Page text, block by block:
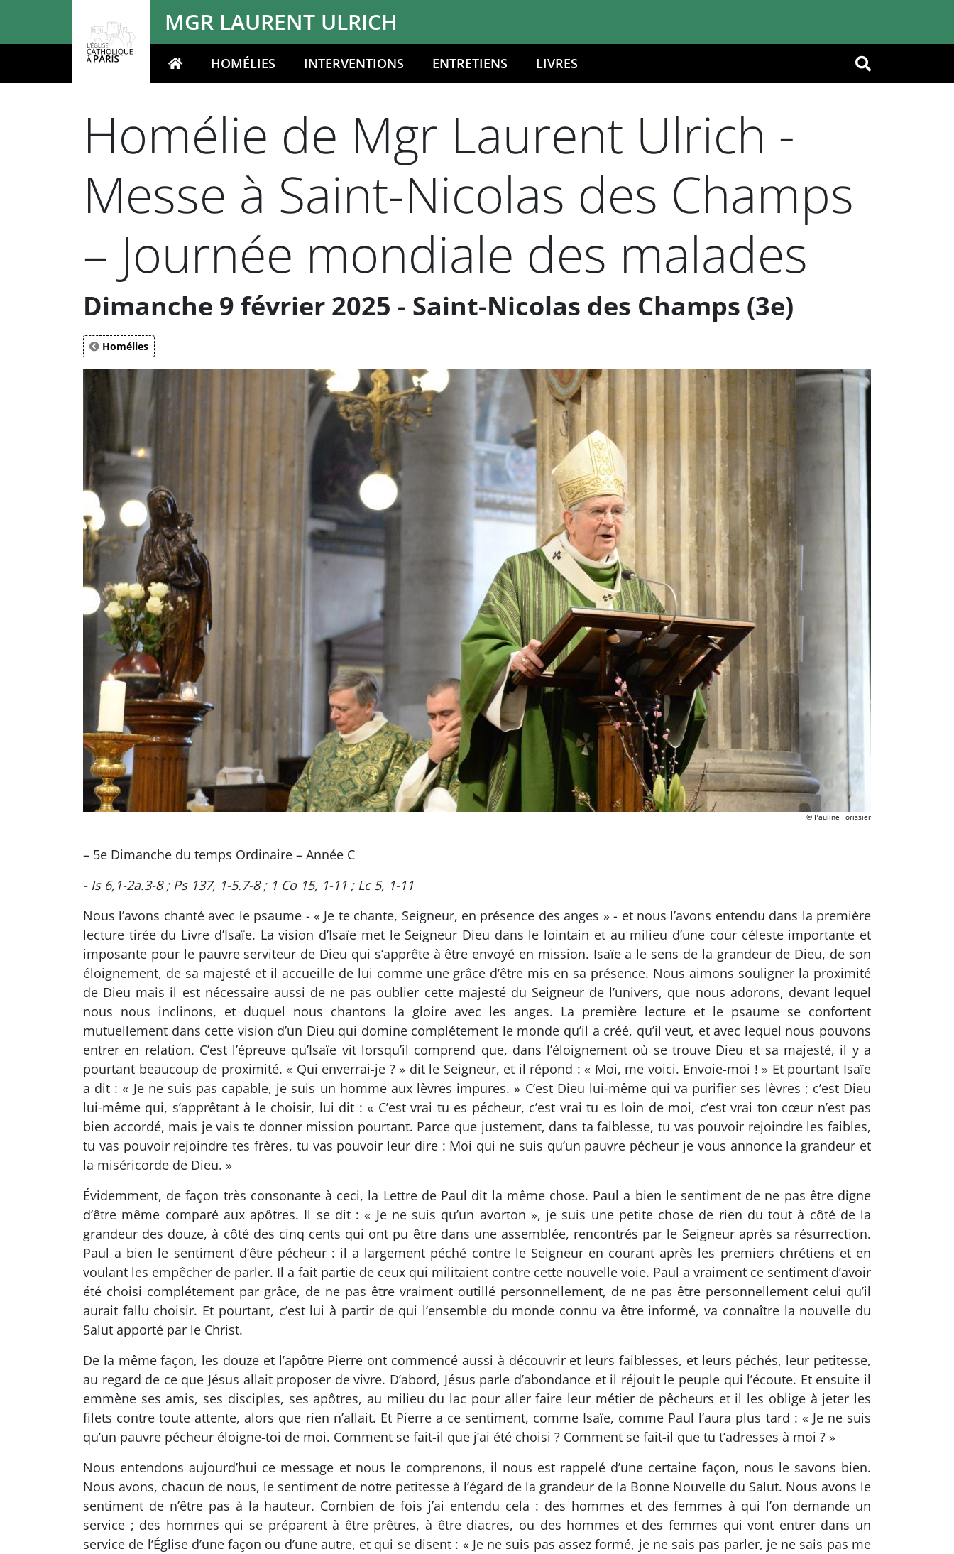
MGR LAURENT ULRICH
Votre recherche OK
HOMÉLIES INTERVENTIONS ENTRETIENS LIVRES
Homélie de Mgr Laurent Ulrich -
Messe à Saint-Nicolas des Champs
– Journée mondiale des malades
Dimanche 9 février 2025 - Saint-Nicolas des Champs (3e)
Homélies
© Pauline Forissier
– 5e Dimanche du temps Ordinaire – Année C
- Is 6,1-2a.3-8 ; Ps 137, 1-5.7-8 ; 1 Co 15, 1-11 ; Lc 5, 1-11
Nous l’avons chanté avec le psaume - « Je te chante, Seigneur, en présence des anges » - et nous l’avons entendu dans la première
lecture tirée du Livre d’Isaïe. La vision d’Isaïe met le Seigneur Dieu dans le lointain et au milieu d’une cour céleste importante et
imposante pour le pauvre serviteur de Dieu qui s’apprête à être envoyé en mission. Isaïe a le sens de la grandeur de Dieu, de son
éloignement, de sa majesté et il accueille de lui comme une grâce d’être mis en sa présence. Nous aimons souligner la proximité
de Dieu mais il est nécessaire aussi de ne pas oublier cette majesté du Seigneur de l’univers, que nous adorons, devant lequel
nous nous inclinons, et duquel nous chantons la gloire avec les anges. La première lecture et le psaume se confortent
mutuellement dans cette vision d’un Dieu qui domine complétement le monde qu’il a créé, qu’il veut, et avec lequel nous pouvons
entrer en relation. C’est l’épreuve qu’Isaïe vit lorsqu’il comprend que, dans l’éloignement où se trouve Dieu et sa majesté, il y a
pourtant beaucoup de proximité. « Qui enverrai-je ? » dit le Seigneur, et il répond : « Moi, me voici. Envoie-moi ! » Et pourtant Isaïe
a dit : « Je ne suis pas capable, je suis un homme aux lèvres impures. » C’est Dieu lui-même qui va purifier ses lèvres ; c’est Dieu
lui-même qui, s’apprêtant à le choisir, lui dit : « C’est vrai tu es pécheur, c’est vrai tu es loin de moi, c’est vrai ton cœur n’est pas
bien accordé, mais je vais te donner mission pourtant. Parce que justement, dans ta faiblesse, tu vas pouvoir rejoindre les faibles,
tu vas pouvoir rejoindre tes frères, tu vas pouvoir leur dire : Moi qui ne suis qu’un pauvre pécheur je vous annonce la grandeur et
la miséricorde de Dieu. »
Évidemment, de façon très consonante à ceci, la Lettre de Paul dit la même chose. Paul a bien le sentiment de ne pas être digne
d’être même comparé aux apôtres. Il se dit : « Je ne suis qu’un avorton », je suis une petite chose de rien du tout à côté de la
grandeur des douze, à côté des cinq cents qui ont pu être dans une assemblée, rencontrés par le Seigneur après sa résurrection.
Paul a bien le sentiment d’être pécheur : il a largement péché contre le Seigneur en courant après les premiers chrétiens et en
voulant les empêcher de parler. Il a fait partie de ceux qui militaient contre cette nouvelle voie. Paul a vraiment ce sentiment d’avoir
été choisi complétement par grâce, de ne pas être vraiment outillé personnellement, de ne pas être personnellement celui qu’il
aurait fallu choisir. Et pourtant, c’est lui à partir de qui l’ensemble du monde connu va être informé, va connaître la nouvelle du
Salut apporté par le Christ.
De la même façon, les douze et l’apôtre Pierre ont commencé aussi à découvrir et leurs faiblesses, et leurs péchés, leur petitesse,
au regard de ce que Jésus allait proposer de vivre. D’abord, Jésus parle d’abondance et il réjouit le peuple qui l’écoute. Et ensuite il
emmène ses amis, ses disciples, ses apôtres, au milieu du lac pour aller faire leur métier de pêcheurs et il les oblige à jeter les
filets contre toute attente, alors que rien n’allait. Et Pierre a ce sentiment, comme Isaïe, comme Paul l’aura plus tard : « Je ne suis
qu’un pauvre pécheur éloigne-toi de moi. Comment se fait-il que j’ai été choisi ? Comment se fait-il que tu t’adresses à moi ? »
Nous entendons aujourd’hui ce message et nous le comprenons, il nous est rappelé d’une certaine façon, nous le savons bien.
Nous avons, chacun de nous, le sentiment de notre petitesse à l’égard de la grandeur de la Bonne Nouvelle du Salut. Nous avons le
sentiment de n’être pas à la hauteur. Combien de fois j’ai entendu cela : des hommes et des femmes à qui l’on demande un
service ; des hommes qui se préparent à être prêtres, à être diacres, ou des hommes et des femmes qui vont entrer dans un
service de l’Église d’une façon ou d’une autre, et qui se disent : « Je ne suis pas assez formé, je ne sais pas parler, je ne sais pas me